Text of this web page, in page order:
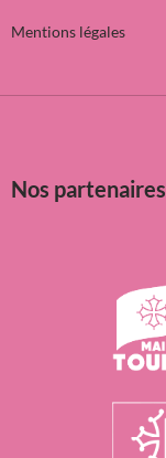
Mentions légales
Nos partenaires